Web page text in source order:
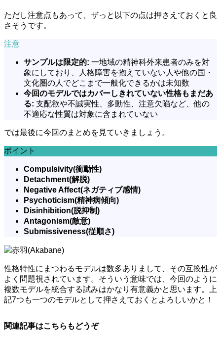
ただし注意点もあって、ザっと以下の点は押さえておくと良
さそうです。
注意
サンプルは限定的: 一地域の精神科外来患者のみを対
象にしており、人格障害を抱えていない人や他の国・
文化圏の人でどこまで一般化できるかは未知数
今回のモデルではカバーしきれていない性格もまだあ
る: 支配欲や不誠実性、多動性、注意欠陥など、他の
不適応な性質は対象に含まれていない
では最後に今回のまとめを見ていきましょう。
ポイント
Compulsivity(衝動性)
Detachment(解脱)
Negative Affect(ネガティブ感情)
Psychoticism(精神病傾向)
Disinhibition(脱抑制)
Antagonism(敵意)
Submissiveness(従順さ)
赤羽(Akabane)
性格特性にまつわるモデルは数多ありまして、その互換性が
よく問題視されています。そういう意味では、今回のように
複数モデルを統合する試みはかなり有意義かと思います。上
記7つも一つのモデルとして押さえておくとよろしいかと！
関連記事はこちらもどうぞ